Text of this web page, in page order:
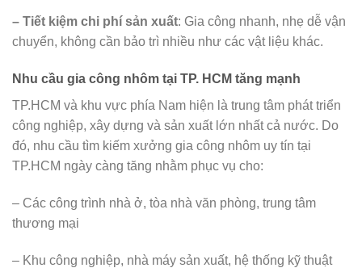
– Tiết kiệm chi phí sản xuất: Gia công nhanh, nhẹ dễ vận
chuyển, không cần bảo trì nhiều như các vật liệu khác.
Nhu cầu gia công nhôm tại TP. HCM tăng mạnh
TP.HCM và khu vực phía Nam hiện là trung tâm phát triển
công nghiệp, xây dựng và sản xuất lớn nhất cả nước. Do
đó, nhu cầu tìm kiếm xưởng gia công nhôm uy tín tại
TP.HCM ngày càng tăng nhằm phục vụ cho:
– Các công trình nhà ở, tòa nhà văn phòng, trung tâm
thương mại
– Khu công nghiệp, nhà máy sản xuất, hệ thống kỹ thuật